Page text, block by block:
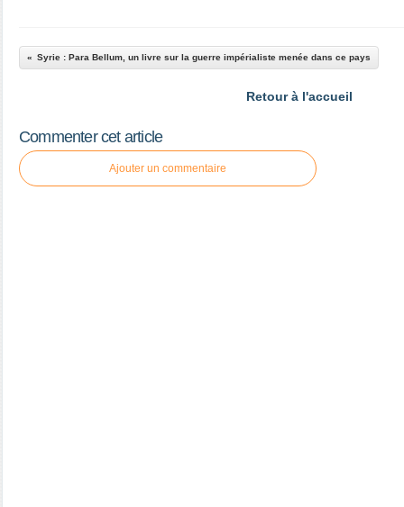
Syrie : Para Bellum, un livre sur la guerre impérialiste menée dans ce pays
Retour à l'accueil
Commenter cet article
Ajouter un commentaire